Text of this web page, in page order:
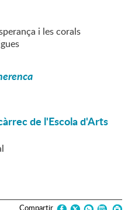
i les corals
de l'Escola d'Arts
Compartir